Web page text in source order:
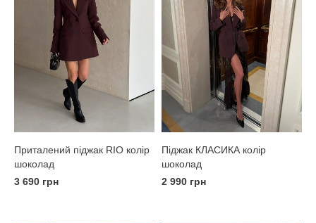
Приталений піджак RIO колір
шоколад
3 690 грн
Піджак КЛАСИКА колір
шоколад
2 990 грн